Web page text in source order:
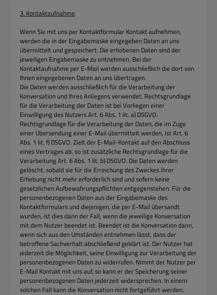
3. Kontaktaufnahme
Wenn Sie mit uns per Kontaktformular Kontakt aufnehmen,
werden die in der Eingabemaske eingegeben Daten an uns
übermittelt und gespeichert. Die erhobenen Daten sind der
jeweiligen Eingabemaske zu entnehmen. Bei der
Kontaktaufnahme per E-Mail werden ausschließlich die dort von
Ihnen eingegebenen Daten an uns übertragen.
Die Daten werden ausschließlich für die Verarbeitung der
Konversation und Ihres Anliegens verwendet. Rechtsgrundlage
für die Verarbeitung der Daten ist bei Vorliegen einer
Einwilligung des Nutzers Art. 6 Abs. 1 lit. a) DSGVO.
Rechtsgrundlage für die Verarbeitung der Daten, die im Zuge
einer Übersendung einer E-Mail übermittelt werden, ist Art. 6
Abs. 1 lit. f) DSGVO. Zielt der E-Mail-Kontakt auf den Abschluss
eines Vertrages ab, so ist zusätzliche Rechtsgrundlage für die
Verarbeitung Art. 6 Abs. 1 lit. b) DSGVO. Die Daten werden
gelöscht, sobald sie für die Erreichung des Zweckes ihrer
Erhebung nicht mehr erforderlich sind und sofern keine
gesetzlichen Aufbewahrungspflichten entgegenstehen. Für die
personenbezogenen Daten aus der Eingabemaske des
Kontaktformulars und diejenigen, die per E-Mail übersandt
wurden, ist dies dann der Fall, wenn die jeweilige Konversation
mit dem Nutzer beendet ist. Beendet ist die Konversation dann,
wenn sich aus den Umständen entnehmen lässt, dass der
betroffene Sachverhalt abschließend geklärt ist. Der Nutzer hat
jederzeit die Möglichkeit, seine Einwilligung zur Verarbeitung der
personenbezogenen Daten zu widerrufen. Nimmt der Nutzer per
E-Mail Kontakt mit uns auf, so kann er der Speicherung seiner
personenbezogenen Daten jederzeit widersprechen. In einem
solchen Fall kann die Konversation nicht fortgeführt werden.